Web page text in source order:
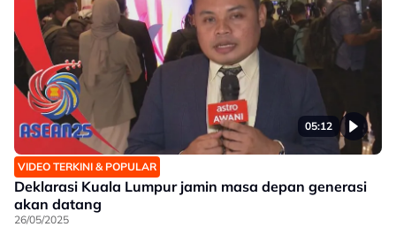
05:12
VIDEO TERKINI & POPULAR
Deklarasi Kuala Lumpur jamin masa depan generasi
akan datang
26/05/2025